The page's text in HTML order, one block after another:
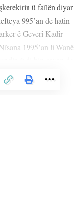
û faîlên diyar
995’an de hatin
ê Geverî Kadîr
1995’an li Wanê